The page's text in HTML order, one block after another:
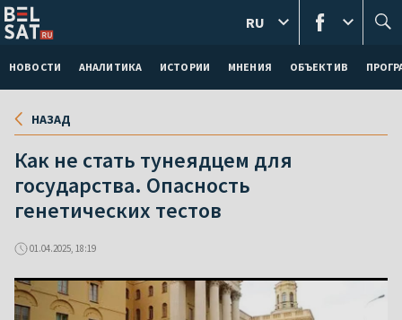
НОВОСТИ АНАЛИТИКА ИСТОРИИ МНЕНИЯ ОБЪЕКТИВ
RU
НАЗАД
Как не стать тунеядцем для
государства. Опасность
генетических тестов
01.04.2025, 18:19